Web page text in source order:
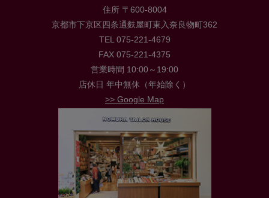
住所 〒600-8004
京都市下京区四条通麩屋町東入奈良物町362
TEL 075-221-4679
FAX 075-221-4375
営業時間 10:00～19:00
店休日 年中無休（年始除く）
>> Google Map